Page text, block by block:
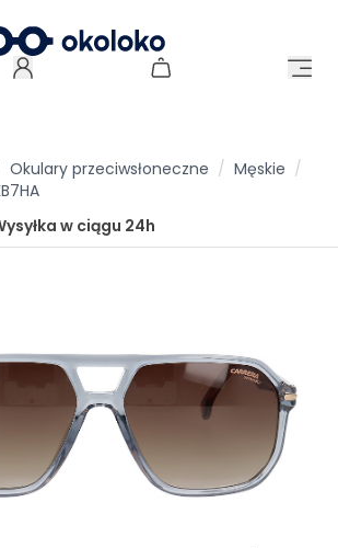
Okulary przeciwsłoneczne / Męskie /
w ciągu 24h